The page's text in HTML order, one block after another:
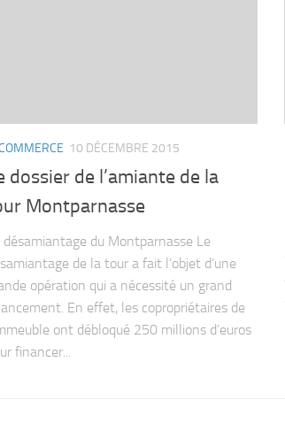
10 DÉCEMBRE 2015
dossier de l’amiante de la
Montparnasse
désamiantage du Montparnasse Le
de la tour a fait l’objet d’une
opération qui a nécessité un grand
En effet, les copropriétaires de
ont débloqué 250 millions d’euros
financer...